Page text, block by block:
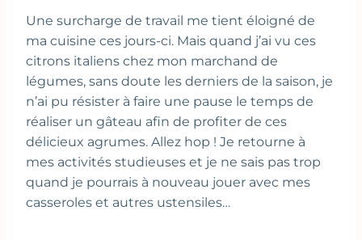
Une surcharge de travail me tient éloigné de
ma cuisine ces jours-ci. Mais quand j’ai vu ces
citrons italiens chez mon marchand de
légumes, sans doute les derniers de la saison, je
n’ai pu résister à faire une pause le temps de
réaliser un gâteau afin de profiter de ces
délicieux agrumes. Allez hop ! Je retourne à
mes activités studieuses et je ne sais pas trop
quand je pourrais à nouveau jouer avec mes
casseroles et autres ustensiles…